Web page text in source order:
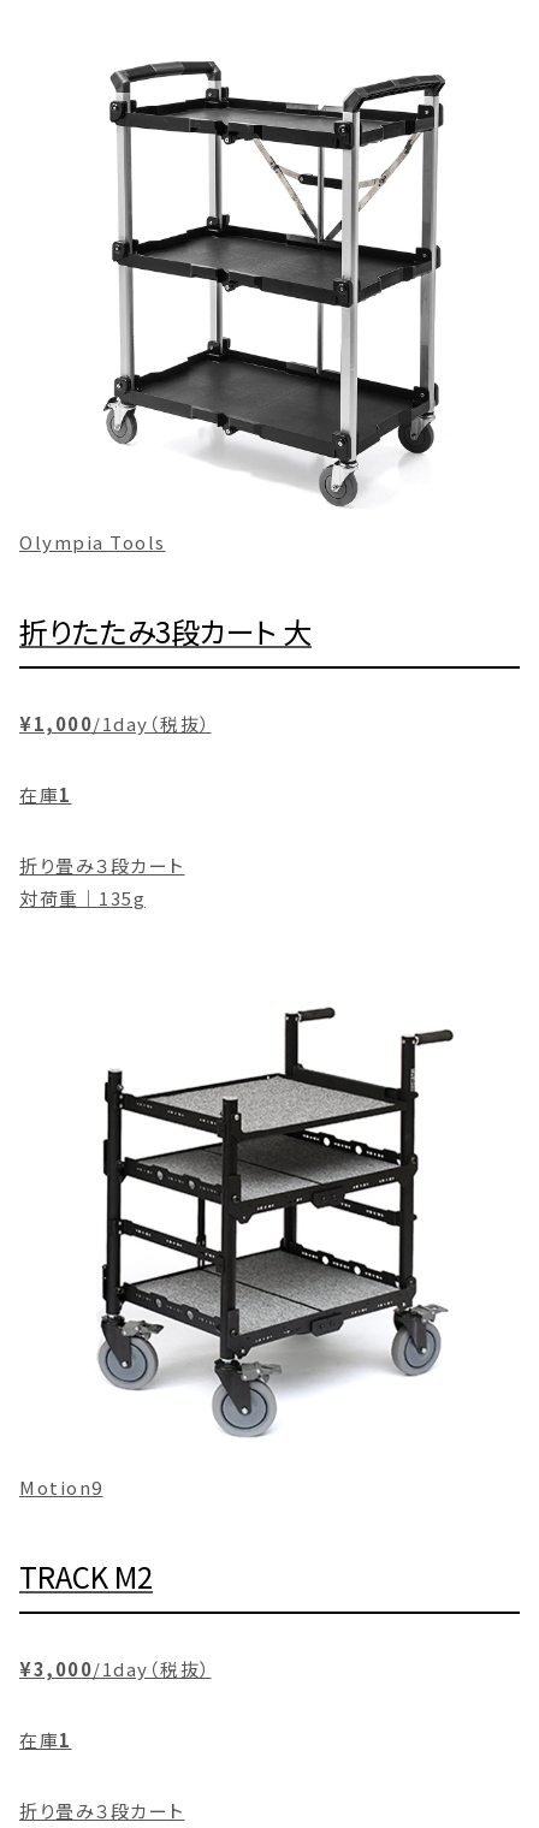
Olympia Tools
折りたたみ3段カート 大
¥1,000/1day（税抜）
在庫1
折り畳み３段カート
対荷重｜135g
Motion9
TRACK M2
¥3,000/1day（税抜）
在庫1
折り畳み３段カート